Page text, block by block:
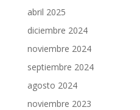
abril 2025
diciembre 2024
noviembre 2024
septiembre 2024
agosto 2024
noviembre 2023